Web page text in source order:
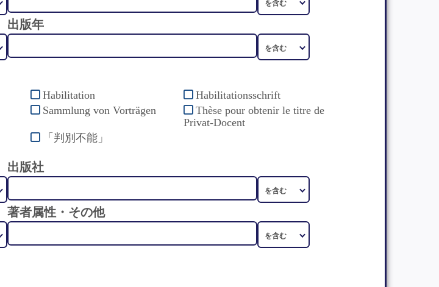
出版年
Habilitation
Habilitationsschrift
Sammlung von Vorträgen
Thèse pour obtenir le titre de
Privat-Docent
「判別不能」
出版社
著者属性・その他